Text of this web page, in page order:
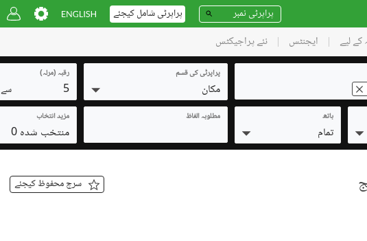
پراپرٹی شامل کیجئے
کے لیے ایجنٹس نئے پراجیکٹس
پراپرٹی کی قسم
مکان
رقبہ (مرلہ)
5 سے
باتھ
تمام
مطلوبہ الفاظ مزید انتخاب
منتخب شدہ 0
سرچ محفوظ کیجئے